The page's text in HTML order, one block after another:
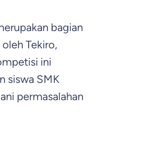
bagian
Tekiro,
ini
siswa SMK
permasalahan